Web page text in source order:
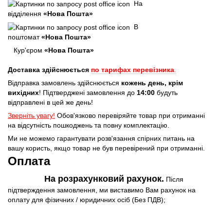
На
відділення «Нова Пошта»
В
поштомат«Нова Пошта»
Кур'єром «Нова Пошта»
Доставка здійснюється по тарифах перевізника
Відправка замовлень здійснюється кожень день, крім
вихідних! Підтверджені замовлення до 14:00 будуть
відправлені в цей же день!
Зверніть увагу! Обов'язково перевіряйте товар при отриманні
на відсутність пошкоджень та повну комплектацію.
Ми не можемо гарантувати розв'язання спірних питань на
вашу користь, якщо товар не був перевірений при отриманні.
Оплата
На розрахунковий рахунок. Після
підтверждення замовлення, ми виставимо Вам рахунок на
оплату для фізичних / юридичних осіб (Без ПДВ);